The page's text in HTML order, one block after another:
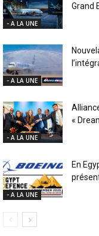
- A LA UNE
Grand
- A LA UNE
- A LA UNE
«
- A LA UNE
En